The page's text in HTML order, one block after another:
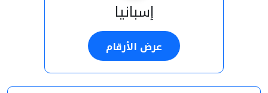
إسبانيا
عرض الأرقام